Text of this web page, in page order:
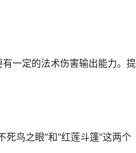
一定的法术伤害输出能力。提
鸟之眼”和“红莲斗篷”这两个